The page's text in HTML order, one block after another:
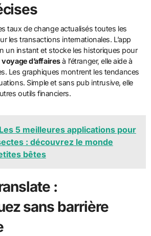
taux de change actualisés toutes les
les transactions internationales. L’app
un instant et stocke les historiques pour
voyage d’affairesà l’étranger, elle aide à
Les graphiques montrent les tendances
Simple et sans pub intrusive, elle
outils financiers.
Les 5 meilleures applications pour
: découvrez le monde
bêtes
:
sans barrière